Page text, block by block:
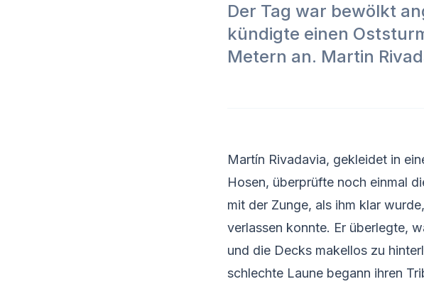
Der Tag war bewölkt
kündigte einen
Metern an. Martin
Martín Rivadavia, gekleidet in
Hosen, überprüfte noch einmal
mit der Zunge, als ihm klar
verlassen konnte. Er überlegte,
und die Decks makellos zu
schlechte Laune begann ihren